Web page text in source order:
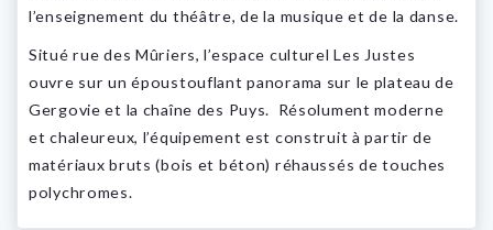
l’enseignement du théâtre, de la musique et de la danse.
Situé rue des Mûriers, l’espace culturel Les Justes
ouvre sur un époustouflant panorama sur le plateau de
Gergovie et la chaîne des Puys. Résolument moderne
et chaleureux, l’équipement est construit à partir de
matériaux bruts (bois et béton) réhaussés de touches
polychromes.